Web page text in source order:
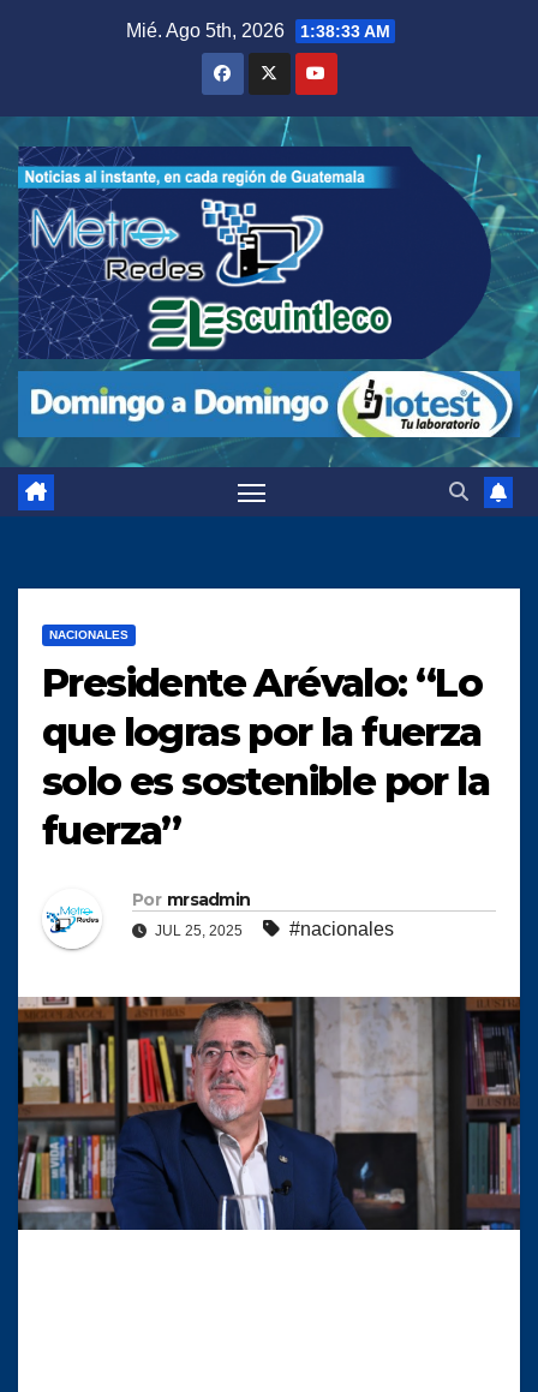
Mié. Ago 5th, 2026 1:38:34 AM
NACIONALES
Presidente Arévalo: “Lo
que logras por la fuerza
solo es sostenible por la
fuerza”
Por mrsadmin
JUL 25, 2025 #nacionales